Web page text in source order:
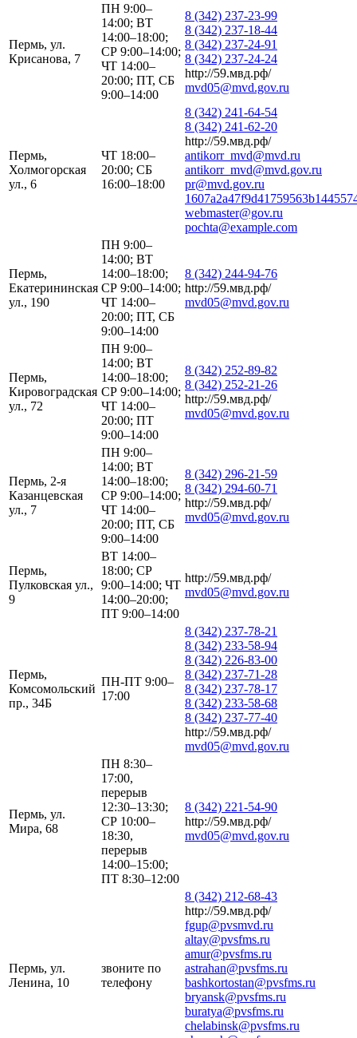
Пермь, ул.
Крисанова, 7
ПН 9:00–
14:00; ВТ
14:00–18:00;
СР 9:00–14:00;
ЧТ 14:00–
20:00; ПТ, СБ
9:00–14:00
8 (342) 237-23-99
8 (342) 237-18-44
8 (342) 237-24-91
8 (342) 237-24-24
http://59.мвд.рф/
mvd05@mvd.gov.ru
Пермь,
Холмогорская
ул., 6
ЧТ 18:00–
20:00; СБ
16:00–18:00
8 (342) 241-64-54
8 (342) 241-62-20
http://59.мвд.рф/
antikorr_mvd@mvd.ru
antikorr_mvd@mvd.gov.ru
pr@mvd.gov.ru
webmaster@gov.ru
pochta@example.com
Пермь,
Екатерининская
ул., 190
ПН 9:00–
14:00; ВТ
14:00–18:00;
СР 9:00–14:00;
ЧТ 14:00–
20:00; ПТ, СБ
9:00–14:00
8 (342) 244-94-76
http://59.мвд.рф/
mvd05@mvd.gov.ru
Пермь,
Кировоградская
ул., 72
ПН 9:00–
14:00; ВТ
14:00–18:00;
СР 9:00–14:00;
ЧТ 14:00–
20:00; ПТ
9:00–14:00
8 (342) 252-89-82
8 (342) 252-21-26
http://59.мвд.рф/
mvd05@mvd.gov.ru
Пермь, 2-я
Казанцевская
ул., 7
ПН 9:00–
14:00; ВТ
14:00–18:00;
СР 9:00–14:00;
ЧТ 14:00–
20:00; ПТ, СБ
9:00–14:00
8 (342) 296-21-59
8 (342) 294-60-71
http://59.мвд.рф/
mvd05@mvd.gov.ru
Пермь,
Пулковская ул.,
9
ВТ 14:00–
18:00; СР
9:00–14:00; ЧТ
14:00–20:00;
ПТ 9:00–14:00
http://59.мвд.рф/
mvd05@mvd.gov.ru
Пермь,
Комсомольский
пр., 34Б
ПН-ПТ 9:00–
17:00
8 (342) 237-78-21
8 (342) 233-58-94
8 (342) 226-83-00
8 (342) 237-71-28
8 (342) 237-78-17
8 (342) 233-58-68
8 (342) 237-77-40
http://59.мвд.рф/
mvd05@mvd.gov.ru
Пермь, ул.
Мира, 68
ПН 8:30–
17:00,
перерыв
12:30–13:30;
СР 10:00–
18:30,
перерыв
14:00–15:00;
ПТ 8:30–12:00
8 (342) 221-54-90
http://59.мвд.рф/
mvd05@mvd.gov.ru
Пермь, ул.
Ленина, 10
звоните по
телефону
8 (342) 212-68-43
http://59.мвд.рф/
fgup@pvsmvd.ru
altay@pvsfms.ru
amur@pvsfms.ru
astrahan@pvsfms.ru
bashkortostan@pvsfms.ru
bryansk@pvsfms.ru
buratya@pvsfms.ru
chelabinsk@pvsfms.ru